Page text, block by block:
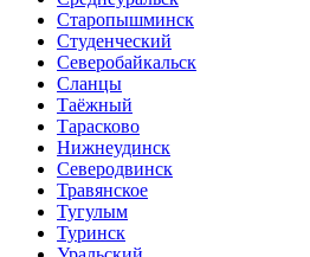
Старопышминск
Студенческий
Северобайкальск
Сланцы
Таёжный
Тарасково
Нижнеудинск
Северодвинск
Травянское
Тугулым
Туринск